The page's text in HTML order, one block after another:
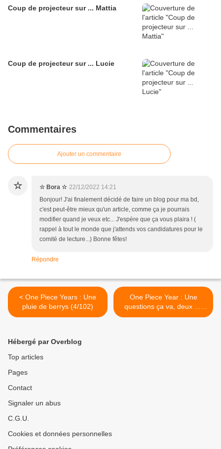
Coup de projecteur sur ... Mattia
Coup de projecteur sur ... Lucie
Commentaires
Ajouter un commentaire
☆ ☆ Bora ☆ 22/12/2022 14:21
Bonjour! J'ai finalement décidé de faire un blog pour ma bd,
c'est peut-être mieux qu'un article, comme ça je pourrais
modifier quand je veux etc... J'espère que ça vous plaira ! (
rappel à tout le monde que j'attends vos candidatures pour le
comité de lecture...) Bonne fêtes!
Répondre
< One Piece Years : Une
pluie de berrys (4/102)
One Piece Year : Une
questions ça va, deux ....
(6/102) >
Hébergé par Overblog
Top articles
Pages
Contact
Signaler un abus
C.G.U.
Cookies et données personnelles